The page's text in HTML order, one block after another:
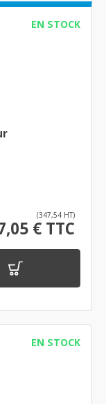
EN STOCK
(347,54 HT)
€ TTC
EN STOCK